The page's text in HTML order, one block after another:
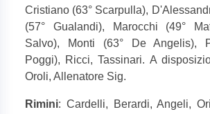
Cristiano (63° Scarpulla),
(57° Gualandi), Marocchi (49°
Salvo), Monti (63° De Angelis),
Poggi), Ricci, Tassinari. A
Oroli, Allenatore Sig.
Rimini: Cardelli, Berardi, Angeli,